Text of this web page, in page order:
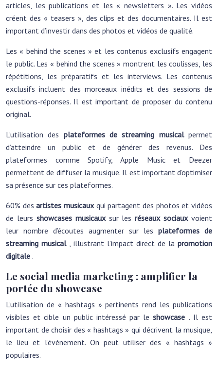
articles, les publications et les « newsletters ». Les vidéos
créent des « teasers », des clips et des documentaires. Il est
important d’investir dans des photos et vidéos de qualité.
Les « behind the scenes » et les contenus exclusifs engagent
le public. Les « behind the scenes » montrent les coulisses, les
répétitions, les préparatifs et les interviews. Les contenus
exclusifs incluent des morceaux inédits et des sessions de
questions-réponses. Il est important de proposer du contenu
original.
L’utilisation des plateformes de streaming musicalpermet
d’atteindre un public et de générer des revenus. Des
plateformes comme Spotify, Apple Music et Deezer
permettent de diffuser la musique. Il est important d’optimiser
sa présence sur ces plateformes.
60% desartistes musicaux qui partagent des photos et vidéos
de leurs showcases musicaux sur lesréseaux sociaux voient
leur nombre d’écoutes augmenter sur les plateformes de
streaming musical , illustrant l’impact direct de la promotion
digitale .
Le social media marketing : amplifier la
portée du showcase
L’utilisation de « hashtags » pertinents rend les publications
visibles et cible un public intéressé par leshowcase . Il est
important de choisir des « hashtags » qui décrivent la musique,
le lieu et l’événement. On peut utiliser des « hashtags »
populaires.